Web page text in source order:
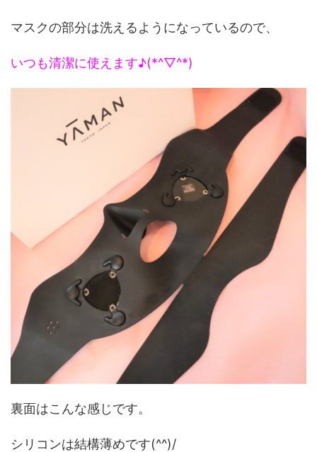
マスクの部分は洗えるようになっているので、
いつも清潔に使えます♪(*^▽^*)
裏面はこんな感じです。
シリコンは結構薄めです(^^)/